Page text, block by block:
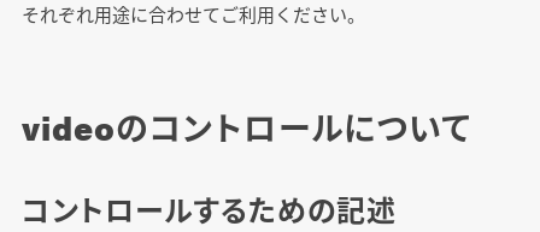
それぞれ用途に合わせてご利用ください。
videoのコントロールについて
コントロールするための記述